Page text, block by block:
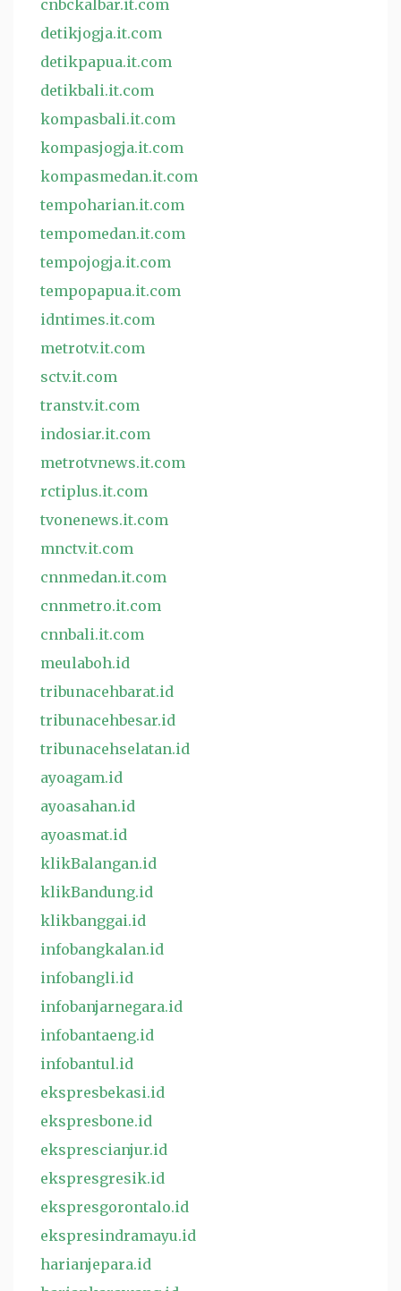
cnbckalbar.it.com
detikjogja.it.com
detikpapua.it.com
detikbali.it.com
kompasbali.it.com
kompasjogja.it.com
kompasmedan.it.com
tempoharian.it.com
tempomedan.it.com
tempojogja.it.com
tempopapua.it.com
idntimes.it.com
metrotv.it.com
sctv.it.com
transtv.it.com
indosiar.it.com
metrotvnews.it.com
rctiplus.it.com
tvonenews.it.com
mnctv.it.com
cnnmedan.it.com
cnnmetro.it.com
cnnbali.it.com
meulaboh.id
tribunacehbarat.id
tribunacehbesar.id
tribunacehselatan.id
ayoagam.id
ayoasahan.id
ayoasmat.id
klikBalangan.id
klikBandung.id
klikbanggai.id
infobangkalan.id
infobangli.id
infobanjarnegara.id
infobantaeng.id
infobantul.id
ekspresbekasi.id
ekspresbone.id
eksprescianjur.id
ekspresgresik.id
ekspresgorontalo.id
ekspresindramayu.id
harianjepara.id